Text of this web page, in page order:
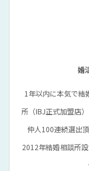
婚
1年以内に本気で結
所（IBJ正式加盟店
仲人100連続選出
2012年結婚相談所